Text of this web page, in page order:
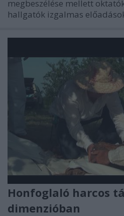
megbeszélése mellett
hallgatók izgalmas
Honfoglaló harcos
dimenzióban